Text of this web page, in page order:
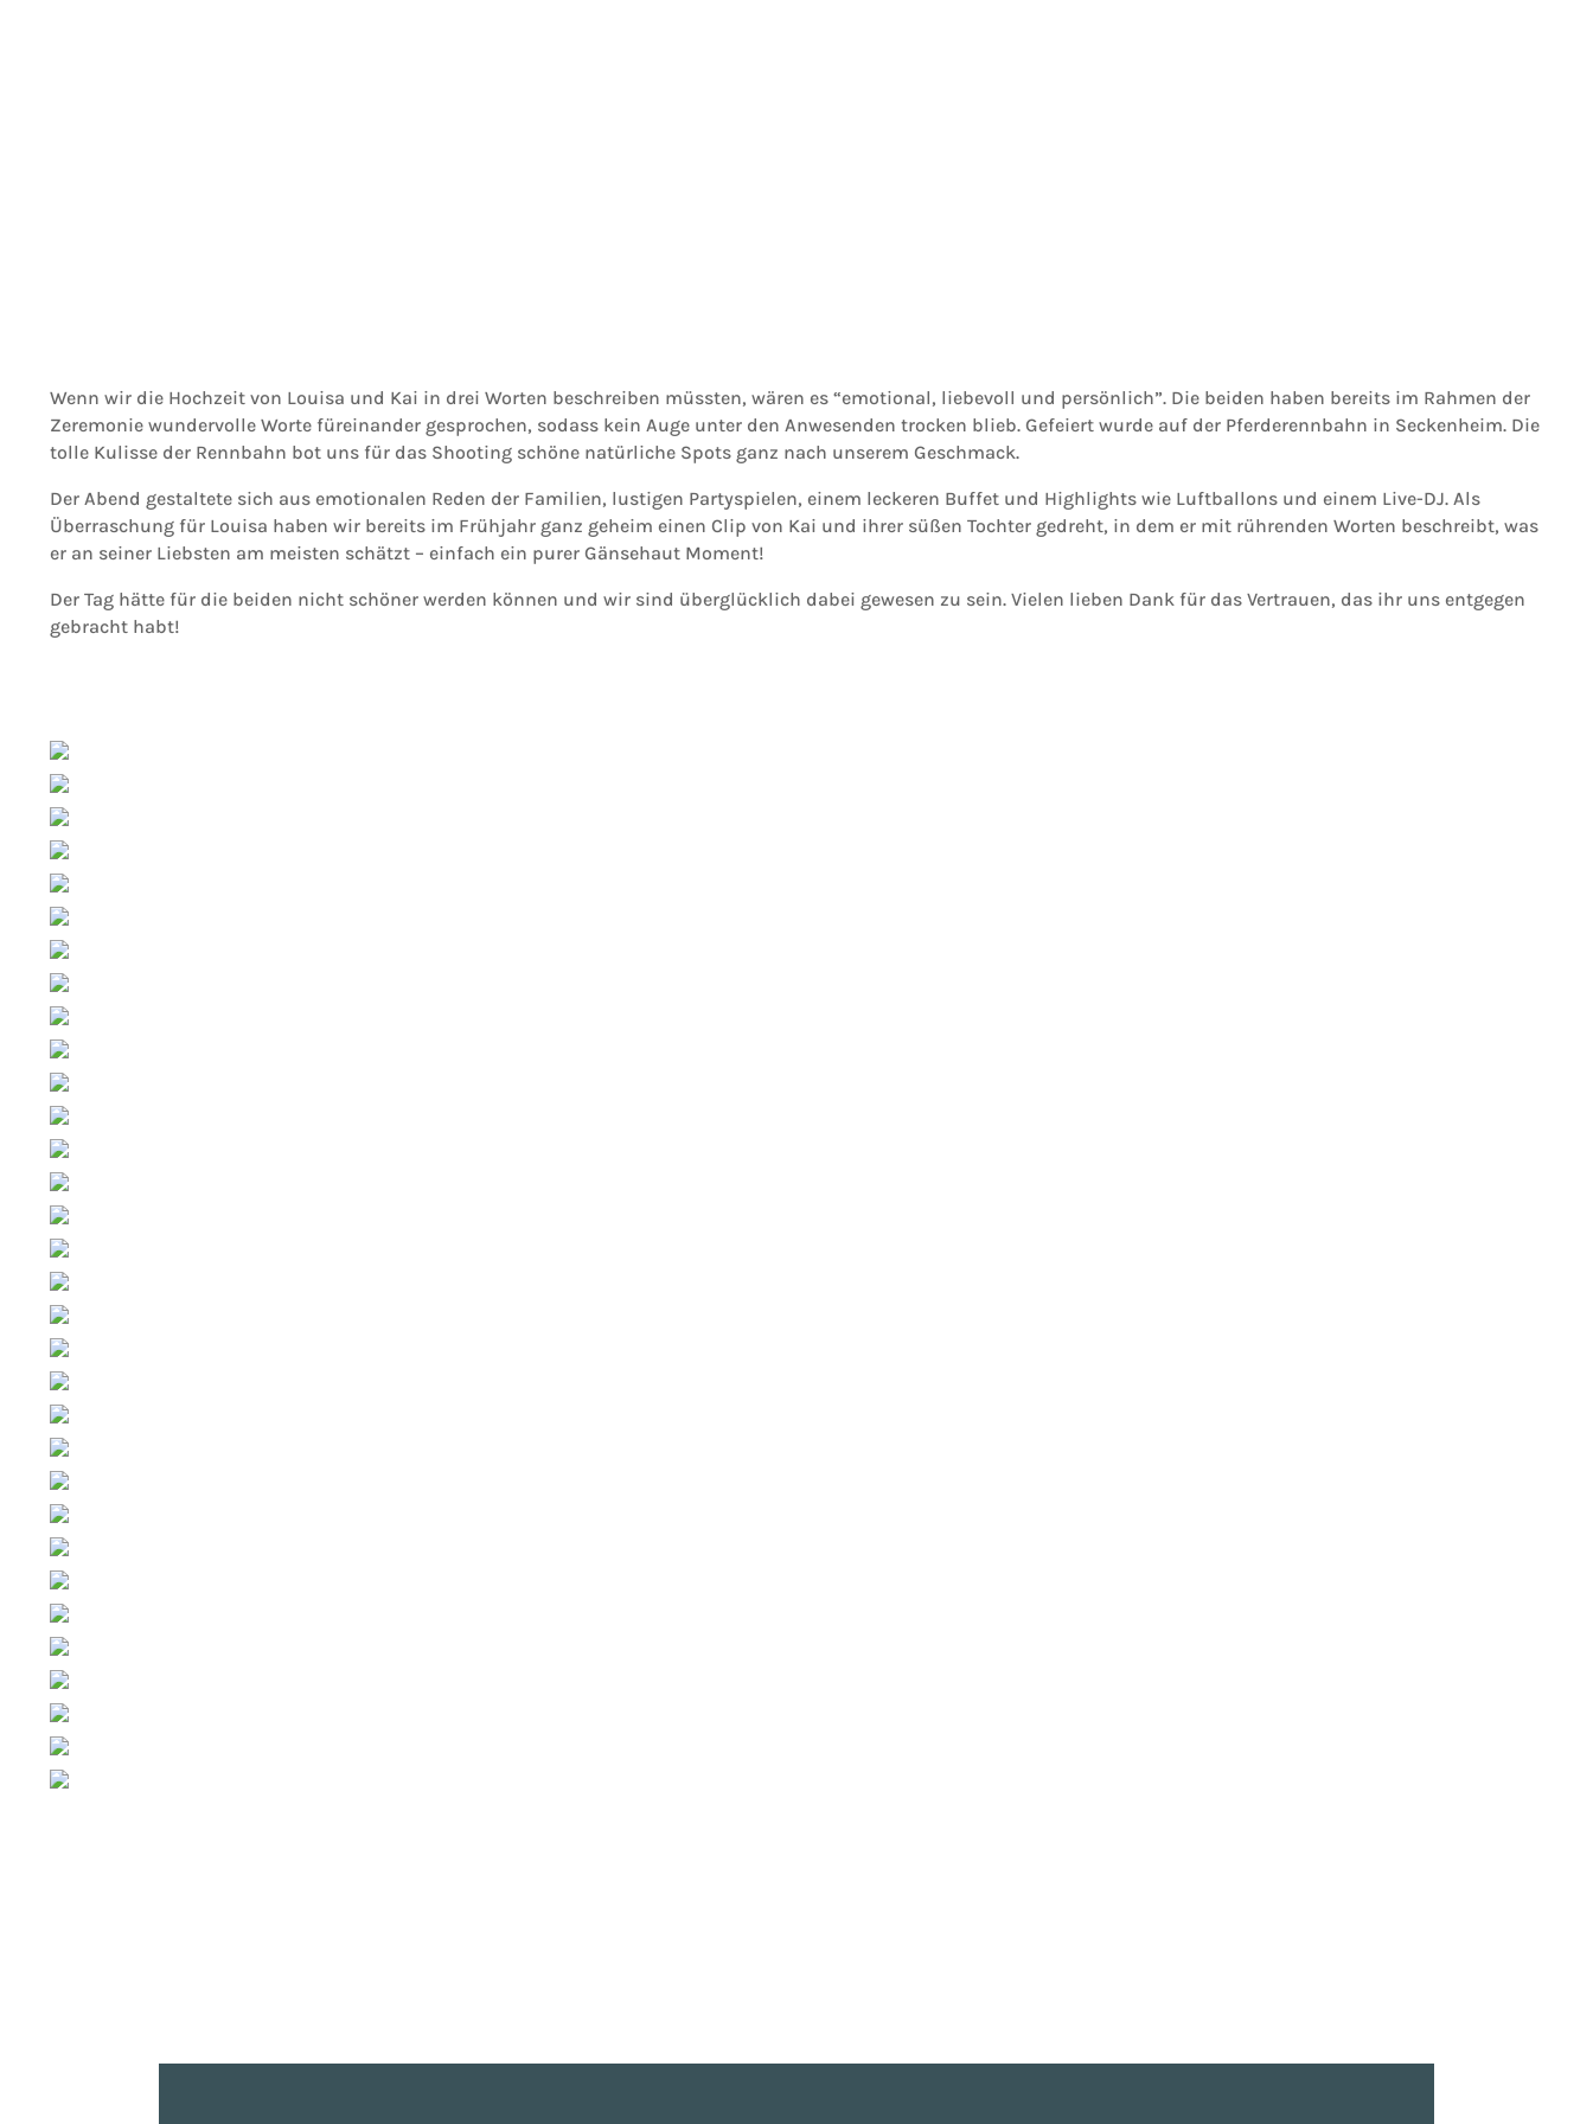
Wenn wir die Hochzeit von Louisa und Kai in drei Worten beschreiben müssten, wären es “emotional, liebevoll und persönlich”. Die beiden haben bereits im Rahmen der
Zeremonie wundervolle Worte füreinander gesprochen, sodass kein Auge unter den Anwesenden trocken blieb. Gefeiert wurde auf der Pferderennbahn in Seckenheim. Die
tolle Kulisse der Rennbahn bot uns für das Shooting schöne natürliche Spots ganz nach unserem Geschmack.
Der Abend gestaltete sich aus emotionalen Reden der Familien, lustigen Partyspielen, einem leckeren Buffet und Highlights wie Luftballons und einem Live-DJ. Als
Überraschung für Louisa haben wir bereits im Frühjahr ganz geheim einen Clip von Kai und ihrer süßen Tochter gedreht, in dem er mit rührenden Worten beschreibt, was
er an seiner Liebsten am meisten schätzt – einfach ein purer Gänsehaut Moment!
Der Tag hätte für die beiden nicht schöner werden können und wir sind überglücklich dabei gewesen zu sein. Vielen lieben Dank für das Vertrauen, das ihr uns entgegen
gebracht habt!